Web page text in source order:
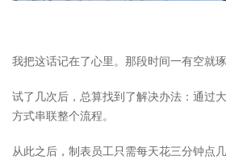
我把这话记在了心里。那段时间一有空就
试了几次后，总算找到了解决办法：通过
方式串联整个流程。
从此之后，制表员工只需每天花三分钟点